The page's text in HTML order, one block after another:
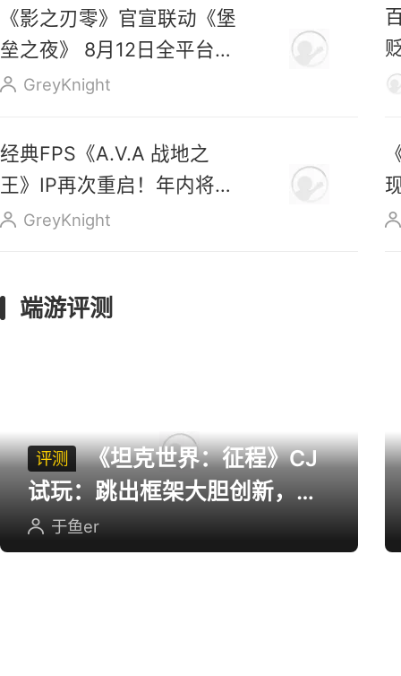
《影之刃零》官宣联动《堡
垒之夜》 8月12日全平台预
售 GreyKnight
经典FPS《A.V.A 战地之
王》IP再次重启！年内将正
式上线
GreyKnight
端游评测
评测
《坦克世界：征程》CJ
试玩：跳出框架大胆创新，用
英雄射击重塑坦克对战
于鱼er